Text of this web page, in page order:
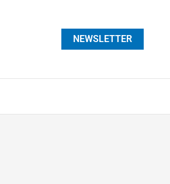
NEWSLETTER